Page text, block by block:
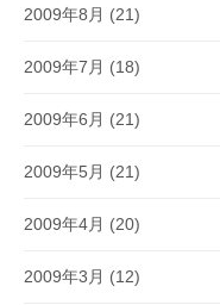
2009年8月 (21)
2009年7月 (18)
2009年6月 (21)
2009年5月 (21)
2009年4月 (20)
2009年3月 (12)